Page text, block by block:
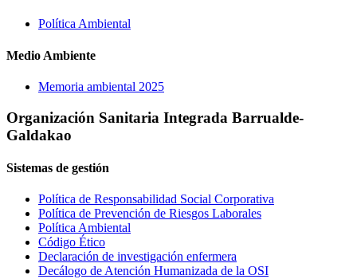
Política Ambiental
Medio Ambiente
Memoria ambiental 2025
Organización Sanitaria Integrada Barrualde-
Galdakao
Sistemas de gestión
Política de Responsabilidad Social Corporativa
Política de Prevención de Riesgos Laborales
Política Ambiental
Código Ético
Declaración de investigación enfermera
Decálogo de Atención Humanizada de la OSI